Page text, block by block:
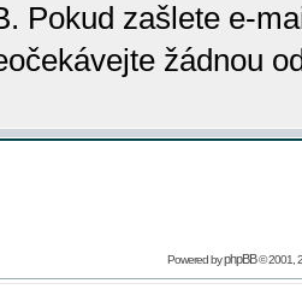
Pokud zašlete e-
žádnou
Powered byphpBB© 2001,